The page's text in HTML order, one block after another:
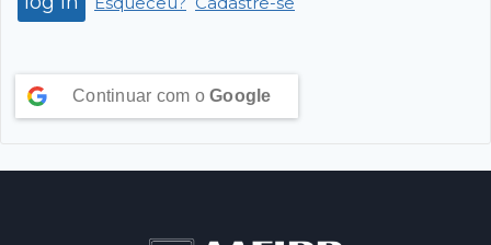
Continuar com o Google